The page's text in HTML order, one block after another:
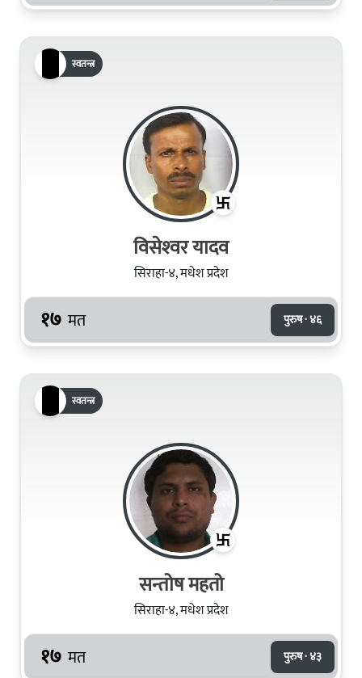
स्वतन्त्र
विसेश्‍वर यादव
सिराहा-४, मधेश प्रदेश
१७ मत पुरुष · ४६
स्वतन्त्र
सन्तोष महतो
सिराहा-४, मधेश प्रदेश
१७ मत पुरुष · ४३